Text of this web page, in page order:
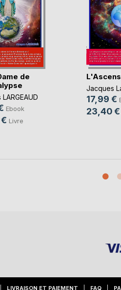
de
Ebook
Livre
Jacques
17,99 €
23,40 €
LIVRAISON ET PAIEMENT FAQ